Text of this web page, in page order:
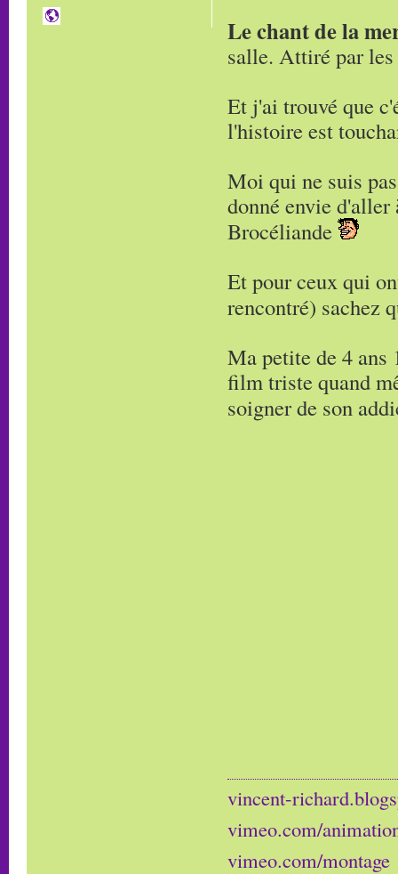
Le chant de la
salle. Attiré par
Et j'ai trouvé que
l'histoire est
Moi qui ne suis
donné envie d'aller
Brocéliande
Et pour ceux qui
rencontré) sachez
Ma petite de 4 ans
film triste quand
soigner de son
vincent-
vimeo.com/
vimeo.com/montage